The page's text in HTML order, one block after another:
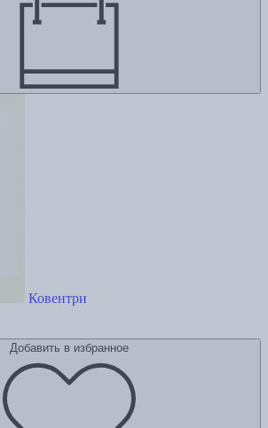
Ковентри
Добавить в избранное